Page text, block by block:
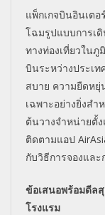
แพ็กเกจบินอินเต
โฉมรูปแบบการเ
ทางท่องเที่ยวในภู
บินระหว่างประเ
สบาย ความยืดหยุ่
เฉพาะอย่างยิ่งส
ต้นวางจำหน่ายตั้
ติดตามแอป
กับวิธีการจองแล
ข้อเสนอพร้อมดีล
โรงแรม